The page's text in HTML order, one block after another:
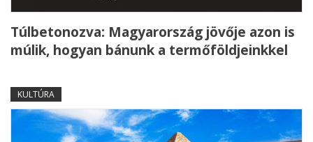
Túlbetonozva: Magyarország jövője azon is
múlik, hogyan bánunk a termőföldjeinkkel
KULTÚRA